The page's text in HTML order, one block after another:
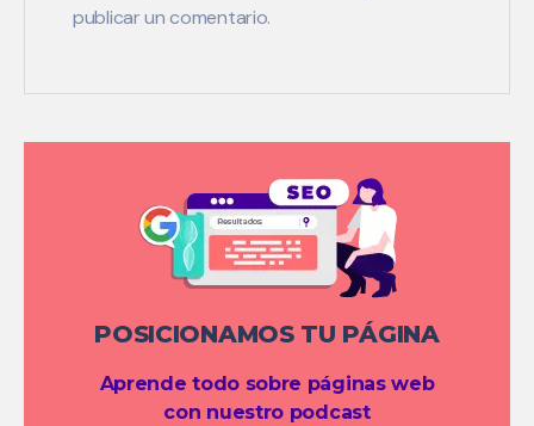
publicar un comentario.
POSICIONAMOS TU PÁGINA
Aprende todo sobre páginas web
con nuestro podcast